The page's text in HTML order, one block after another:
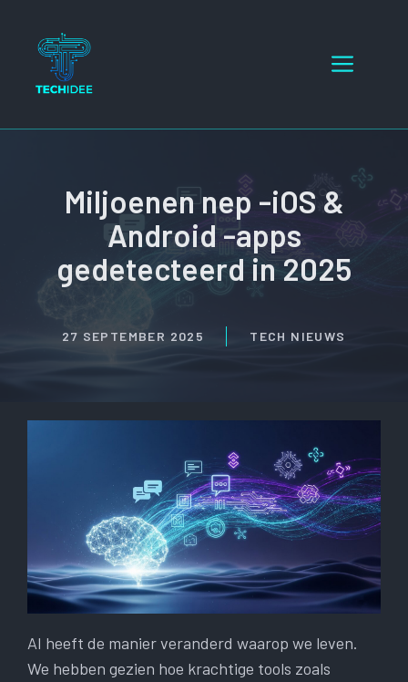
inhoud
Menu
Miljoenen nep -iOS &
Android -apps
gedetecteerd in 2025
27 SEPTEMBER 2025 TECH NIEUWS
AI heeft de manier veranderd waarop we leven.
We hebben gezien hoe krachtige tools zoals